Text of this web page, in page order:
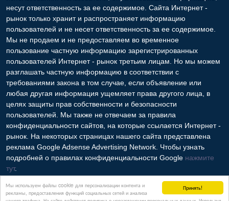
Принять!
Мы используем файлы cookie для персонализации контента и
рекламы, предоставления функций социальных сетей и анализа
несут ответственность за ее содержимое. Сайта Интернет -
рынок только хранит и распространяет информацию
пользователей и не несет ответственность за ее содержимое.
Мы не продаем и не предоставляем во временное
пользование частную информацию зарегистрированных
пользователей Интернет - рынок третьим лицам. Но мы можем
разглашать частную информацию в соответствии с
требованиями закона в том случае, если объявление или
любая другая информация ущемляет права другого лица, в
целях защиты прав собственности и безопасности
пользователей. Мы также не отвечаем за правила
конфиденциальности сайтов, на которые ссылается Интернет -
рынок. На некоторых страницах нашего сайта представлена
реклама Google Adsense Advertising Network. Чтобы узнать
подробней о правилах конфиденциальности Google нажмите
тут.